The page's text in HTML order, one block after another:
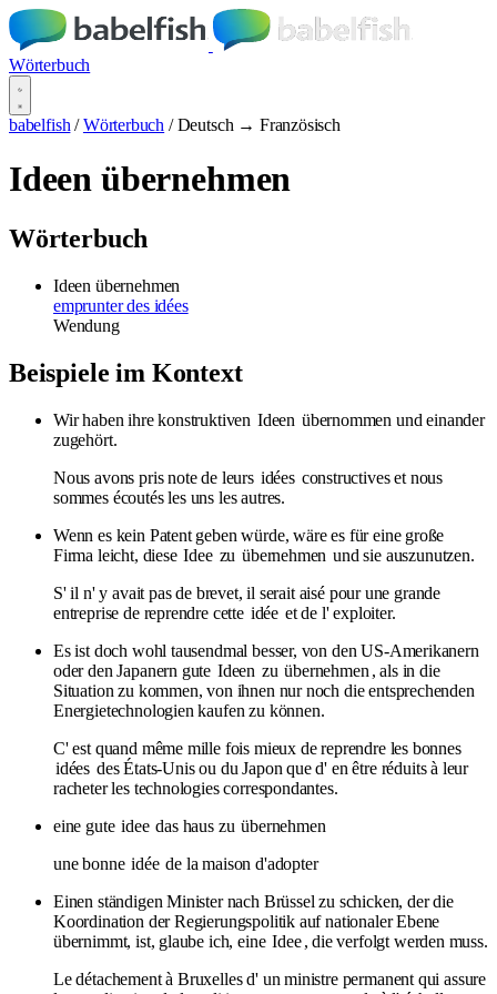
Wörterbuch
babelfish / Wörterbuch / Deutsch → Französisch
Ideen übernehmen
Wörterbuch
Ideen übernehmen
emprunter des idées
Wendung
Beispiele im Kontext
Wir haben ihre konstruktiven Ideen übernommen und einander
zugehört.
Nous avons pris note de leurs idées constructives et nous
sommes écoutés les uns les autres.
Wenn es kein Patent geben würde, wäre es für eine große
Firma leicht, diese Idee zu übernehmen und sie auszunutzen.
S' il n' y avait pas de brevet, il serait aisé pour une grande
entreprise de reprendre cette idée et de l' exploiter.
Es ist doch wohl tausendmal besser, von den US-Amerikanern
oder den Japanern gute Ideen zu übernehmen , als in die
Situation zu kommen, von ihnen nur noch die entsprechenden
Energietechnologien kaufen zu können.
C' est quand même mille fois mieux de reprendre les bonnes
idées des États-Unis ou du Japon que d' en être réduits à leur
racheter les technologies correspondantes.
eine gute idee das haus zu übernehmen
une bonne idée de la maison d'adopter
Einen ständigen Minister nach Brüssel zu schicken, der die
Koordination der Regierungspolitik auf nationaler Ebene
übernimmt, ist, glaube ich, eine Idee , die verfolgt werden muss.
Le détachement à Bruxelles d' un ministre permanent qui assure